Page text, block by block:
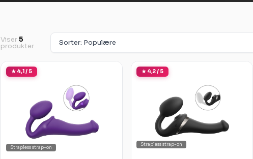
Viser5
produkter
★ 4,1 / 5
Strapless strap-on
★ 4,2 / 5
Strapless strap-on